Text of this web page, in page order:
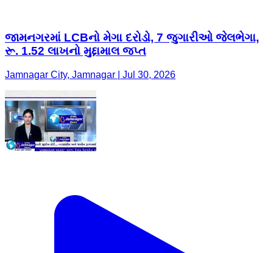
જામનગરમાં LCBનો મેગા દરોડો, 7 જુગારીઓ જેલભેગા,
રૂ. 1.52 લાખનો મુદ્દામાલ જપ્ત
Jamnagar City, Jamnagar | Jul 30, 2026